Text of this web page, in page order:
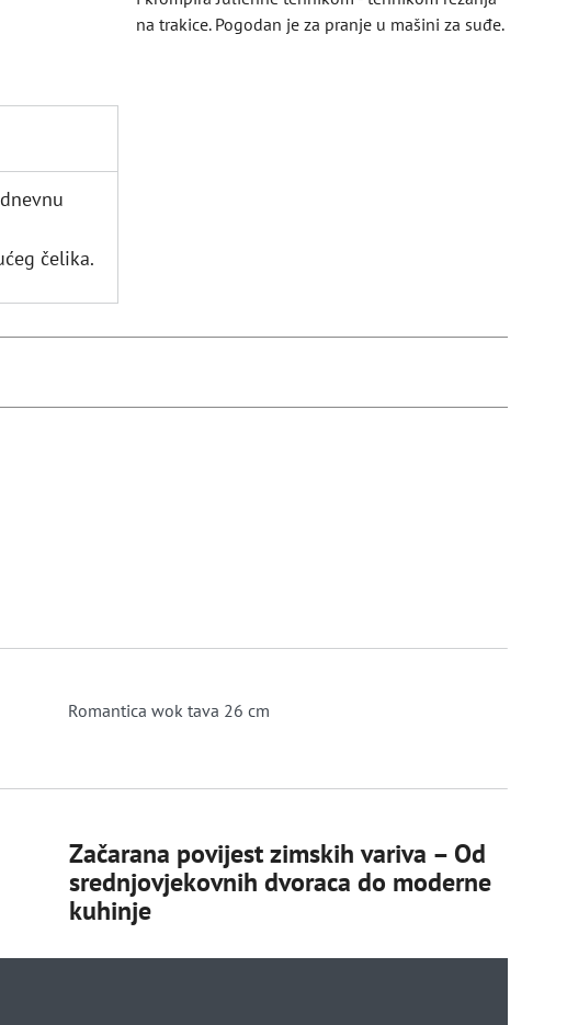
na trakice. Pogodan je za pranje u mašini za suđe.
čelika.
Romantica wok tava 26 cm
Začarana povijest zimskih variva – Od
srednjovjekovnih dvoraca do moderne
kuhinje